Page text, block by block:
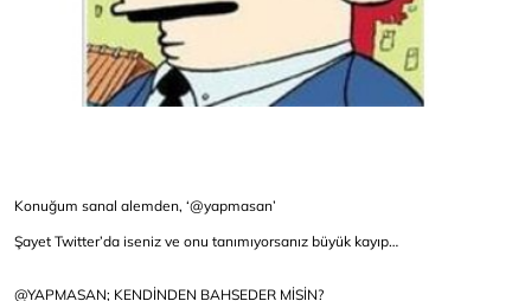
Konuğum sanal alemden, ‘@yapmasan’
Şayet Twitter’da iseniz ve onu tanımıyorsanız büyük kayıp…
@YAPMASAN; KENDİNDEN BAHSEDER MİSİN?